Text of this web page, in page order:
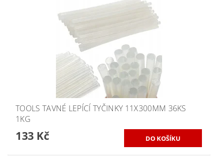
TOOLS TAVNÉ LEPÍCÍ TYČINKY 11X300MM 36KS
1KG
133 Kč